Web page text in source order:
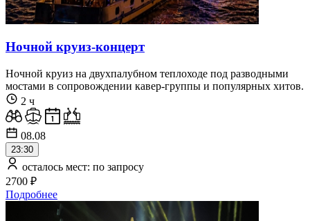
Ночной круиз-концерт
Ночной круиз на двухпалубном теплоходе под разводными
мостами в сопровождении кавер-группы и популярных хитов.
2 ч
08.08
23:30
осталось мест: по запросу
2700 ₽
Подробнее